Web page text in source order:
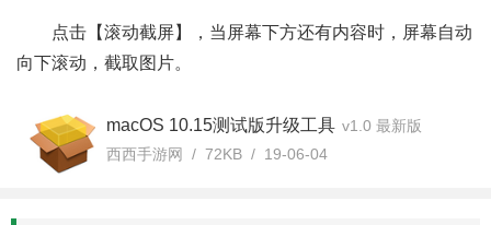
点击【滚动截屏】，当屏幕下方还有内容时，屏幕自动
向下滚动，截取图片。
macOS 10.15测试版升级工具 v1.0 最新版
西西手游网 / 72KB / 19-06-04